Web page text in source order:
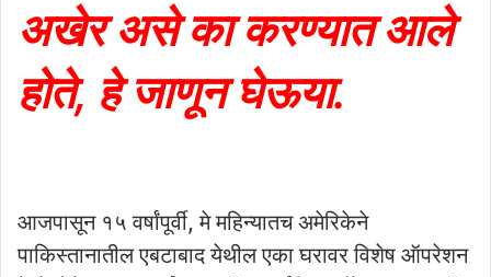
अखेर असे का करण्यात आले
होते, हे जाणून घेऊया.
आजपासून १५ वर्षांपूर्वी, मे महिन्यातच अमेरिकेने
पाकिस्तानातील एबटाबाद येथील एका घरावर विशेष ऑपरेशन